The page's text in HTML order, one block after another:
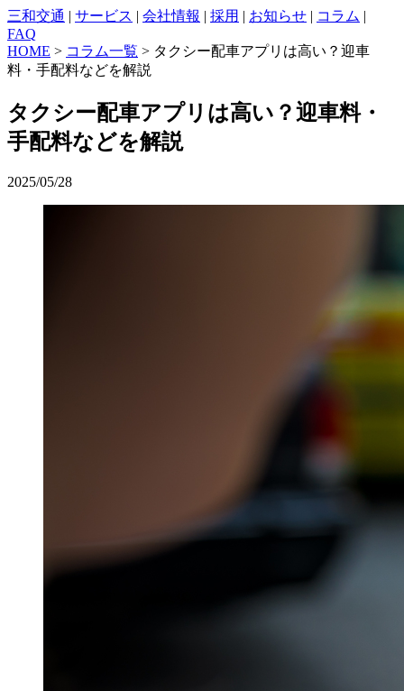
三和交通 | サービス | 会社情報 | 採用 | お知らせ | コラム |
FAQ
HOME > コラム一覧 > タクシー配車アプリは高い？迎車
料・手配料などを解説
タクシー配車アプリは高い？迎車料・
手配料などを解説
2025/05/28